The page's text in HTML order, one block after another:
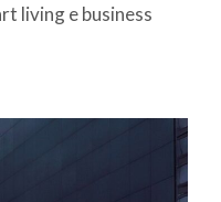
living e business